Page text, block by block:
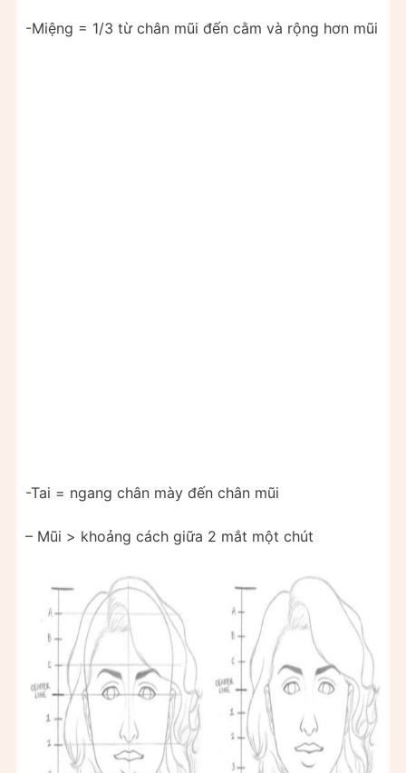
-Miệng = 1/3 từ chân mũi đến cằm và rộng hơn mũi
-Tai = ngang chân mày đến chân mũi
– Mũi > khoảng cách giữa 2 mắt một chút